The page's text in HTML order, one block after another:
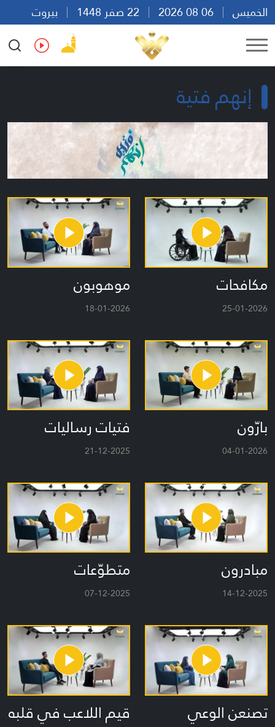
الخميس
بيروت
07:53
Ar En Fr Es
إنهم فتية
مكافحات
25-01-2026
موهوبون
18-01-2026
بارّون
04-01-2026
فتيات رساليات
21-12-2025
مبادرون
14-12-2025
متطوّعات
07-12-2025
تصنعن الوعي قيم اللاعب في قلبه